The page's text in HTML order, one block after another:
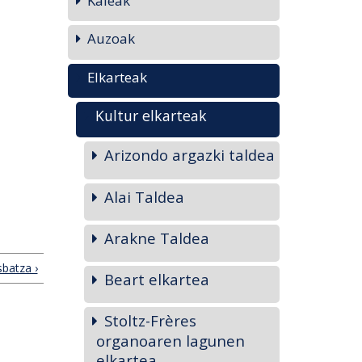
›
Auzoak
Elkarteak
Kultur elkarteak
Arizondo argazki taldea
Alai Taldea
Arakne Taldea
Beart elkartea
Stoltz-Frères
organoaren lagunen